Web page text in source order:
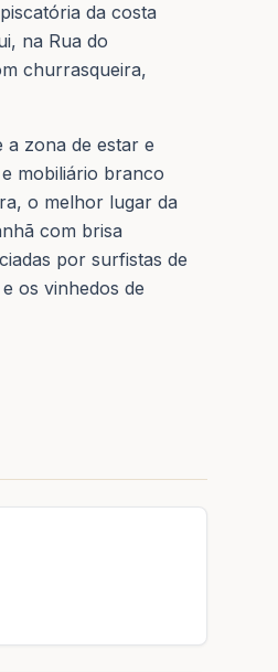
da costa
na Rua do
churrasqueira,
a zona de estar e
mobiliário branco
o melhor lugar da
com brisa
por surfistas de
os vinhedos de